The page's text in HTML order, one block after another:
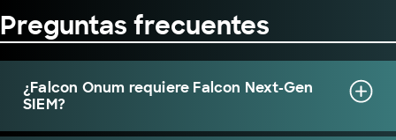
Preguntas frecuentes
¿Falcon Onum requiere Falcon Next-Gen
SIEM?